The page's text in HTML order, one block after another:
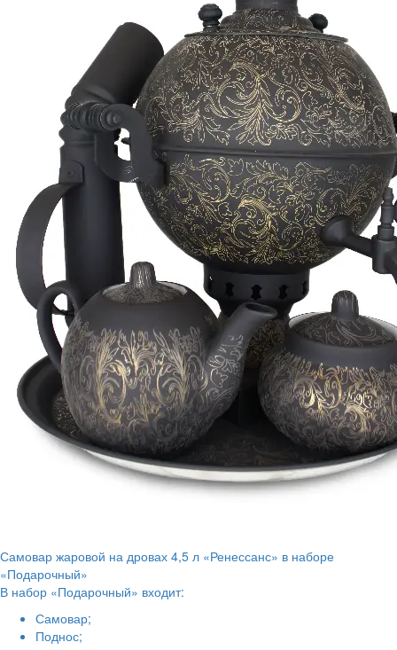
Самовар жаровой на дровах 4,5 л «Ренессанс» в наборе
«Подарочный»
В набор «Подарочный» входит:
Самовар;
Поднос;